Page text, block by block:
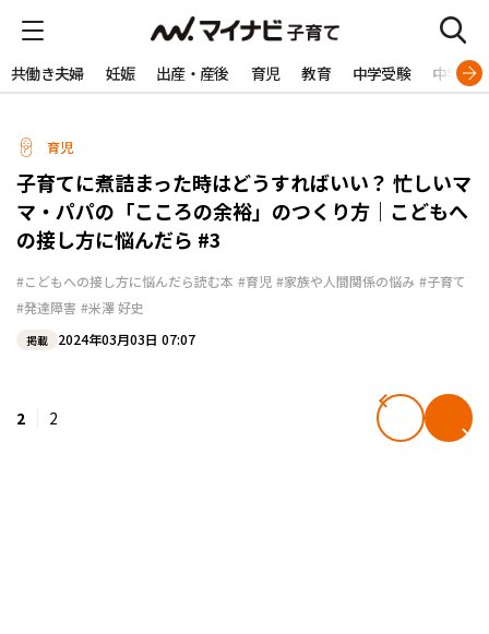
共働き夫婦 妊娠 出産・産後 育児 教育 中学受験 中学生
育児
子育てに煮詰まった時はどうすればいい？ 忙しいマ
マ・パパの「こころの余裕」のつくり方｜こどもへ
の接し方に悩んだら #3
#こどもへの接し方に悩んだら読む本 #育児 #家族や人間関係の悩み #子育て
#発達障害 #米澤 好史
掲載 2024年03月03日 07:07
2 2